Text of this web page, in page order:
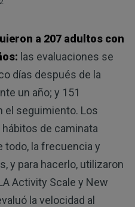
a 207 adultos con
las evaluaciones se
días después de la
un año; y 151
el seguimiento. Los
de caminata
todo, la frecuencia y
y para hacerlo, utilizaron
Activity Scale y New
la velocidad al